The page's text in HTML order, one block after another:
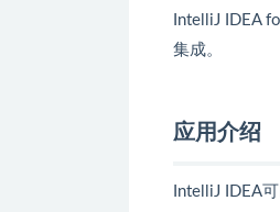
IntelliJ IDEA
集成。
应用介绍
IntelliJ IDEA